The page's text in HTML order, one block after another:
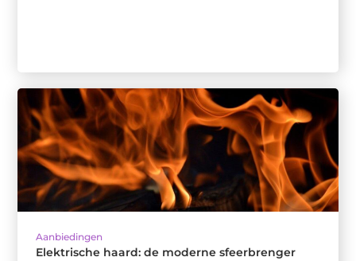
Aanbiedingen
Elektrische haard: de moderne sfeerbrenger